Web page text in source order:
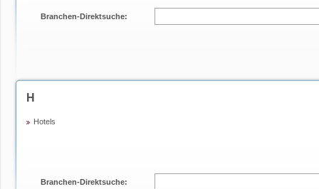
Branchen-Direktsuche:
H
Hotels
Branchen-Direktsuche: